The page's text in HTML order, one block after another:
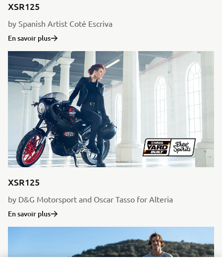
XSR125
by Spanish Artist Coté Escriva
En savoir plus
XSR125
by D&G Motorsport and Oscar Tasso for Alteria
En savoir plus